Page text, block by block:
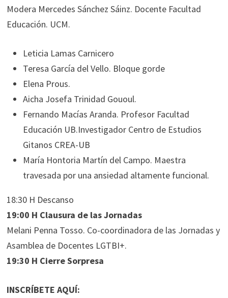
Modera Mercedes Sánchez Sáinz. Docente Facultad
Educación. UCM.
Leticia Lamas Carnicero
Teresa García del Vello. Bloque gorde
Elena Prous.
Aicha Josefa Trinidad Gououl.
Fernando Macías Aranda. Profesor Facultad
Educación UB.Investigador Centro de Estudios
Gitanos CREA-UB
María Hontoria Martín del Campo. Maestra
travesada por una ansiedad altamente funcional.
18:30 H Descanso
19:00 H Clausura de las Jornadas
Melani Penna Tosso. Co-coordinadora de las Jornadas y
Asamblea de Docentes LGTBI+.
19:30 H Cierre Sorpresa
INSCRÍBETE AQUÍ: